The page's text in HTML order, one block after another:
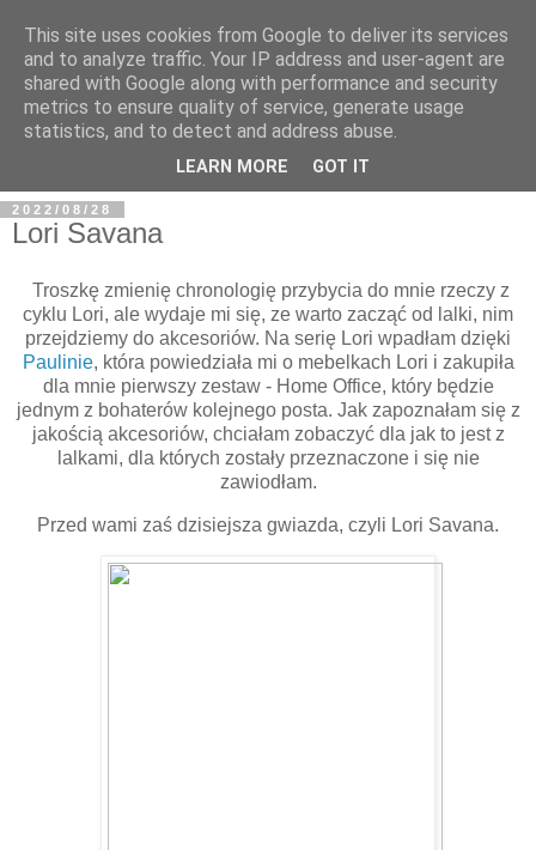
BFashions
2022/08/28
Lori Savana
Troszkę zmienię chronologię przybycia do mnie rzeczy z
cyklu Lori, ale wydaje mi się, ze warto zacząć od lalki, nim
przejdziemy do akcesoriów. Na serię Lori wpadłam dzięki
Paulinie, która powiedziała mi o mebelkach Lori i zakupiła
dla mnie pierwszy zestaw - Home Office, który będzie
jednym z bohaterów kolejnego posta. Jak zapoznałam się z
jakością akcesoriów, chciałam zobaczyć dla jak to jest z
lalkami, dla których zostały przeznaczone i się nie
zawiodłam.
Przed wami zaś dzisiejsza gwiazda, czyli Lori Savana.
This site uses cookies from Google to deliver its services
and to analyze traffic. Your IP address and user-agent are
shared with Google along with performance and security
metrics to ensure quality of service, generate usage
statistics, and to detect and address abuse.
LEARN MORE GOT IT